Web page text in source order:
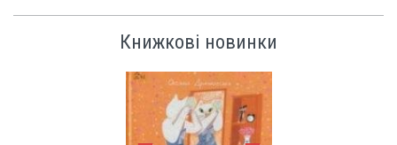
Книжкові новинки